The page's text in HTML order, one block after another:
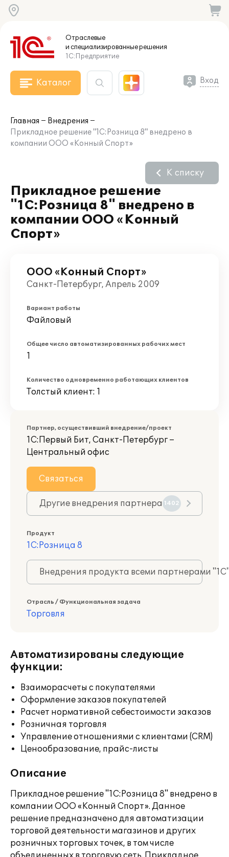
Отраслевые
и специализированныерешения
1С:Предприятие
Каталог Вход
Главная
Внедрения
Прикладное решение "1С:Розница 8" внедрено в
компании ООО «Конный Спорт»
Прикладное решение
"1С:Розница 8" внедрено в
компании ООО «Конный
Спорт»
К списку
ООО «Конный Спорт»
Санкт-Петербург, Апрель 2009
Вариант работы
Файловый
Общее число автоматизированных рабочих мест
1
Количество одновременно работающих клиентов
Толстый клиент: 1
Партнер, осуществивший внедрение/проект
1С:Первый Бит, Санкт-Петербург –
Центральный офис
Связаться
Другие внедрения партнера 1402
Продукт
1С:Розница 8
Внедрения продукта всеми партнерами
Отрасль / Функциональная задача
Торговля
Автоматизированы следующие
функции:
Взаиморасчеты с покупателями
Оформление заказов покупателей
Расчет нормативной себестоимости заказов
Розничная торговля
Управление отношениями с клиентами (CRM)
Ценообразование, прайс-листы
Описание
Прикладное решение "1С:Розница 8" внедрено в
компании ООО «Конный Спорт». Данное
решение предназначено для автоматизации
торговой деятельности магазинов и других
розничных торговых точек, в том числе